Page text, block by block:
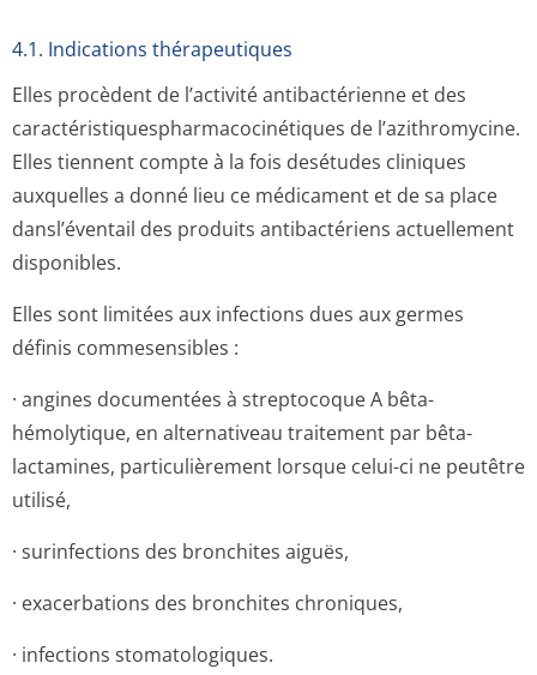
4.1. Indications thérapeutiques
Elles procèdent de l’activité antibactérienne et des
caractéristiqu­espharmacociné­tiques de l’azithromycine.
Elles tiennent compte à la fois desétudes cliniques
auxquelles a donné lieu ce médicament et de sa place
dansl’éventail des produits antibactériens actuellement
disponibles.
Elles sont limitées aux infections dues aux germes
définis commesensibles :
· angines documentées à streptocoque A bêta-
hémolytique, en alternativeau traitement par bêta-
lactamines, particulièrement lorsque celui-ci ne peutêtre
utilisé,
· surinfections des bronchites aiguës,
· exacerbations des bronchites chroniques,
· infections stomatologiques.